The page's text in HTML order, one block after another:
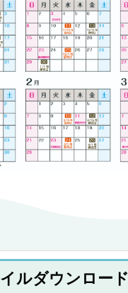
ルダウンロード